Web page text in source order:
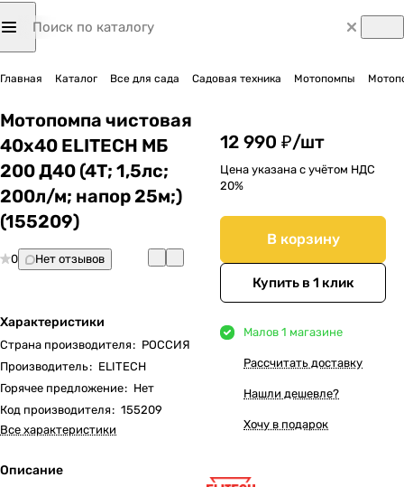
Главная Каталог Все для сада Садовая техника Мотопомпы
Мотопомпа чистовая
40х40 ELITECH МБ
200 Д40 (4Т; 1,5лс;
200л/м; напор 25м;)
(155209)
0 Нет отзывов
Характеристики
Страна производителя: РОССИЯ
Производитель: ELITECH
Горячее предложение: Нет
Код производителя: 155209
Все характеристики
Описание
12 990 ₽/шт
Цена указана с учётом НДС
20%
В корзину
Купить в 1 клик
Малов 1 магазине
Рассчитать доставку
Нашли дешевле?
Хочу в подарок